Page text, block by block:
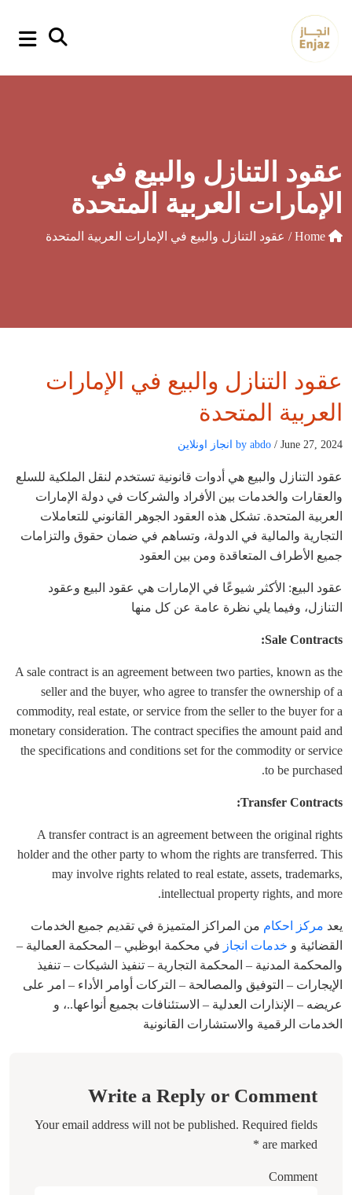
عقود التنازل والبيع في
الإمارات العربية المتحدة
/ عقود التنازل والبيع في الإمارات العربية المتحدة
عقود التنازل والبيع في الإمارات
العربية المتحدة
by abdo / June 27, 2024 انجاز اونلاين
عقود التنازل والبيع هي أدوات قانونية تستخدم لنقل الملكية للسلع
والعقارات والخدمات بين الأفراد والشركات في دولة الإمارات
العربية المتحدة. تشكل هذه العقود الجوهر القانوني للتعاملات
التجارية والمالية في الدولة، وتساهم في ضمان حقوق والتزامات
جميع الأطراف المتعاقدة ومن بين العقود
عقود البيع: الأكثر شيوعًا في الإمارات هي عقود البيع وعقود
التنازل، وفيما يلي نظرة عامة عن كل منها
Sale Contracts:
A sale contract is an agreement between two parties, known as the
seller and the buyer, who agree to transfer the ownership of a
commodity, real estate, or service from the seller to the buyer for a
monetary consideration. The contract specifies the amount paid and
the specifications and conditions set for the commodity or service
to be purchased.
Transfer Contracts:
A transfer contract is an agreement between the original rights
holder and the other party to whom the rights are transferred. This
may involve rights related to real estate, assets, trademarks,
intellectual property rights, and more.
يعد مركز احكام من المراكز المتميزة في تقديم جميع الخدمات
القضائية و خدمات انجاز في محكمة ابوظبي – المحكمة العمالية –
والمحكمة المدنية – المحكمة التجارية – تنفيذ الشيكات – تنفيذ
الإيجارات – التوفيق والمصالحة – التركات أوامر الأداء – امر على
عريضه – الإنذارات العدلية – الاستئنافات بجميع أنواعها..، و
الخدمات الرقمية والاستشارات القانونية
Write a Reply or Comment
Your email address will not be published. Required fields
are marked
*
Comment